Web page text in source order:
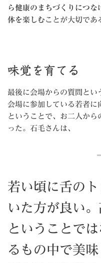
ら健康のまちづくりにつな
体を楽しむ ことが大切であ
味覚を育てる
最後に会場からの質問とい
会場に参加している若者に
ということで、お二人か
った。石毛さんは、
若い頃に舌の
いた方が良い
ということで
るもの中で美味